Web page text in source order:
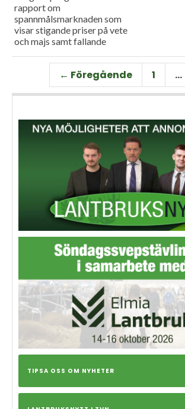
rapport om
spannmålsmarknaden som
visar stigande priser på vete
och majs samt fallande
premiär för vårt
måndagsprogram med en
längre intervju med Erik
Stjerndahl vd för HIR Skåne,
fältdagar.
← Föregående 1 …
TIPSA OSS OM NYHETER